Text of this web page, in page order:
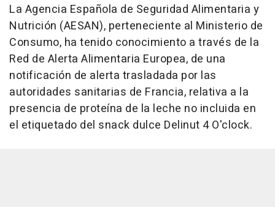
La Agencia Española de Seguridad Alimentaria y
Nutrición (AESAN), perteneciente al Ministerio de
Consumo, ha tenido conocimiento a través de la
Red de Alerta Alimentaria Europea, de una
notificación de alerta trasladada por las
autoridades sanitarias de Francia, relativa a la
presencia de proteína de la leche no incluida en
el etiquetado del snack dulce Delinut 4 O'clock.